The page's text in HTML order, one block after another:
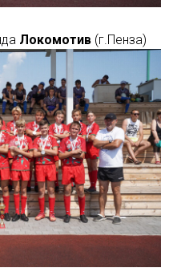
Локомотив (г.Пенза)